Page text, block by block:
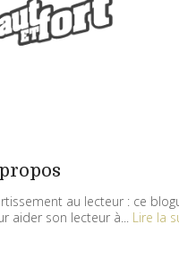
au lecteur : ce
aider son lecteur à... Lire la